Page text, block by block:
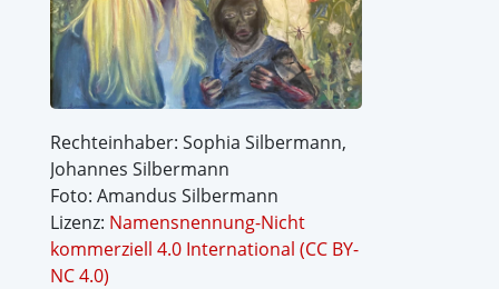
Rechteinhaber: Sophia Silbermann,
Johannes Silbermann
Foto: Amandus Silbermann
Lizenz: Namensnennung-Nicht
kommerziell 4.0 International (CC BY-
NC 4.0)